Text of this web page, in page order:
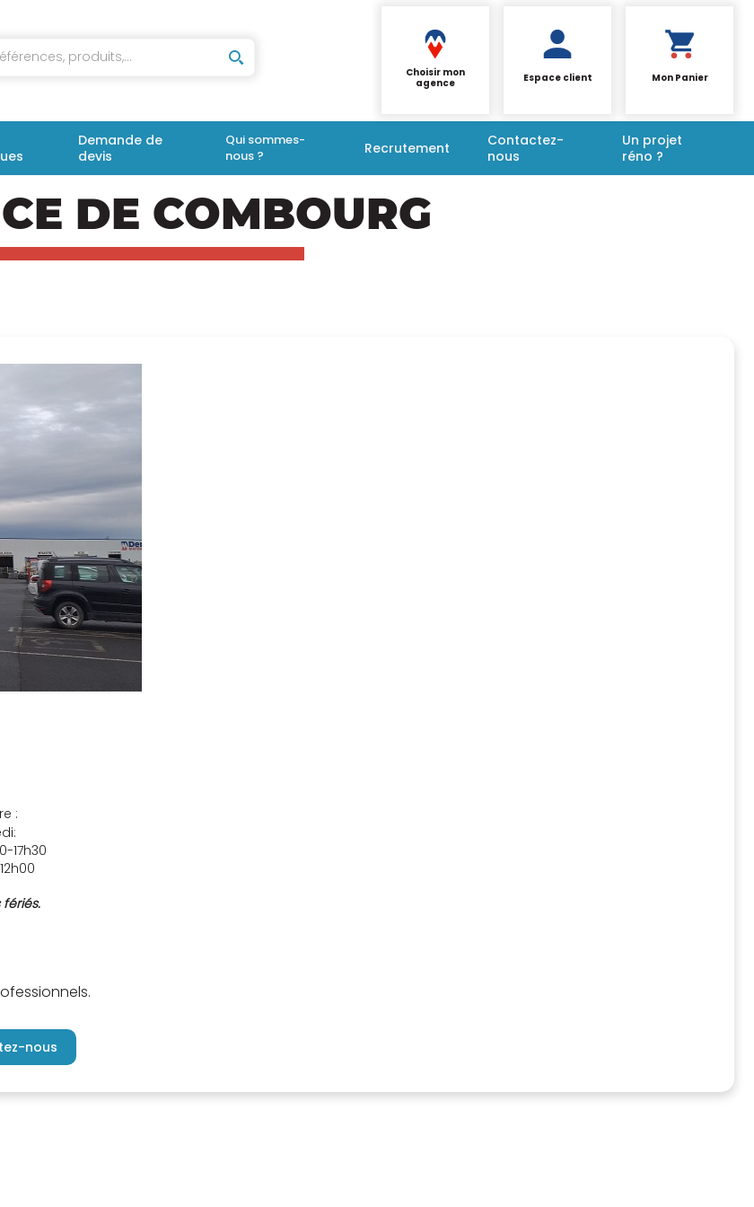
Choisir mon
agence
Espace client Mon Panier
Demande de
devis
Qui sommes-
nous ?
Recrutement
Contactez-
nous
Un projet
réno ?
DE COMBOURG
:
17h30
nous